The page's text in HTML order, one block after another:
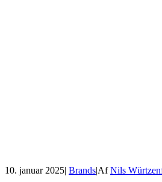
10. januar 2025| Brands|AfNils